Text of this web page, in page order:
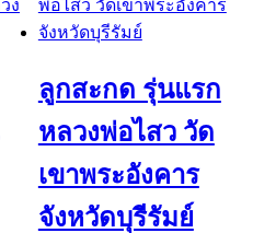
ลูกสะกด รุ่นแรก
หลวงพ่อไสว วัด
เขาพระอังคาร
จังหวัดบุรีรัมย์